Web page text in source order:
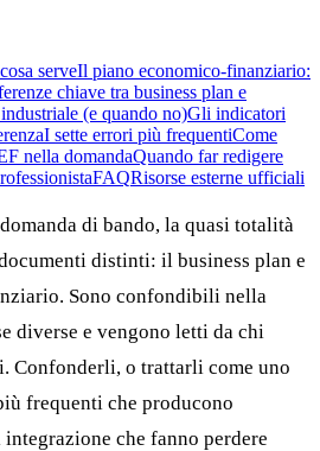
serveIl piano economico-finanziario:
chiave tra business plan e
(e quando no)Gli indicatori
I sette errori più frequentiCome
nella domandaQuando far redigere
FAQRisorse esterne ufficiali
di bando, la quasi totalità
distinti: il business plan e
Sono confondibili nella
diverse e vengono letti da chi
Confonderli, o trattarli come uno
frequenti che producono
che fanno perdere